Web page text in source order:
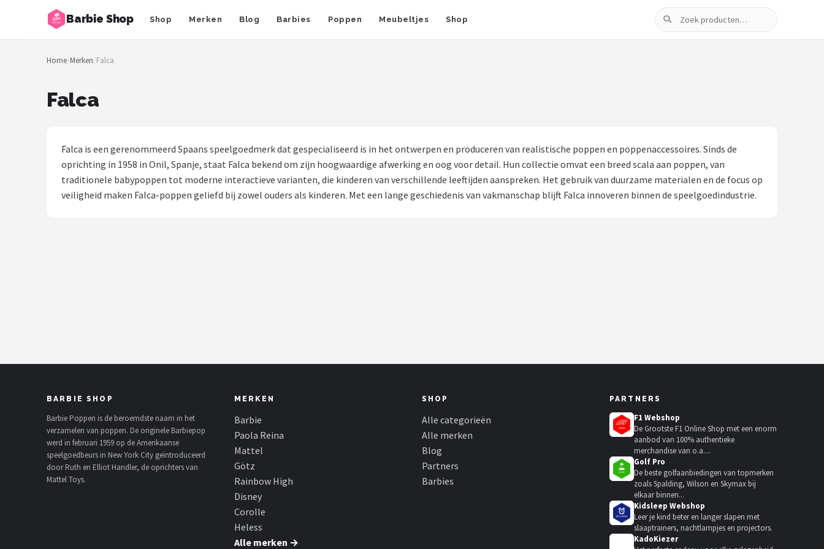
Barbie Shop Shop Merken Blog Barbies Poppen Meubeltjes Shop
Zoeken
Zoeken
NAVIGATIE
Barbies
Götz
Rainbow High
Disney
Home/Merken/Falca
Falca
Falca is een gerenommeerd Spaans speelgoedmerk dat gespecialiseerd is in het ontwerpen en produceren van realistische poppen en poppenaccessoires. Sinds de
oprichting in 1958 in Onil, Spanje, staat Falca bekend om zijn hoogwaardige afwerking en oog voor detail. Hun collectie omvat een breed scala aan poppen, van
traditionele babypoppen tot moderne interactieve varianten, die kinderen van verschillende leeftijden aanspreken. Het gebruik van duurzame materialen en de focus op
veiligheid maken Falca-poppen geliefd bij zowel ouders als kinderen. Met een lange geschiedenis van vakmanschap blijft Falca innoveren binnen de speelgoedindustrie.
BARBIE SHOP
Barbie Poppen is de beroemdste naam in het
verzamelen van poppen. De originele Barbiepop
werd in februari 1959 op de Amerikaanse
speelgoedbeurs in New York City geïntroduceerd
door Ruth en Elliot Handler, de oprichters van
Mattel Toys.
MERKEN
Barbie
Paola Reina
Mattel
Götz
Rainbow High
Disney
Corolle
Heless
Alle merken →
SHOP
Alle categorieën
Alle merken
Blog
Partners
Barbies
PARTNERS
F1 Webshop
De Grootste F1 Online Shop met een enorm
aanbod van 100% authentieke
merchandise van o.a....
Golf Pro
De beste golfaanbiedingen van topmerken
zoals Spalding, Wilson en Skymax bij
elkaar binnen...
Kidsleep Webshop
Leer je kind beter en langer slapen met
slaaptrainers, nachtlampjes en projectors.
KadoKiezer